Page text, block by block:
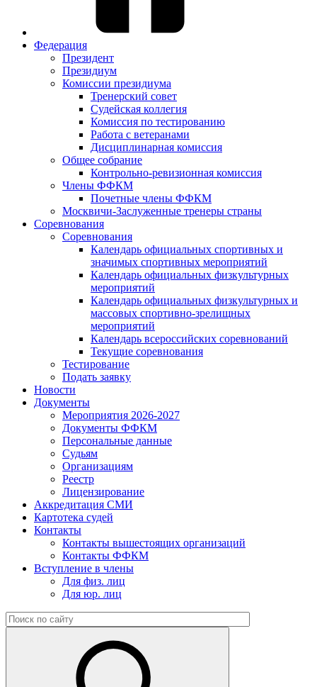
Федерация
Президент
Президиум
Комиссии президиума
Тренерский совет
Судейская коллегия
Комиссия по тестированию
Работа с ветеранами
Дисциплинарная комиссия
Общее собрание
Контрольно-ревизионная комиссия
Члены ФФКМ
Почетные члены ФФКМ
Москвичи-Заслуженные тренеры страны
Соревнования
Соревнования
Календарь официальных спортивных и
значимых спортивных мероприятий
Календарь официальных физкультурных
мероприятий
Календарь официальных физкультурных и
массовых спортивно-зрелищных
мероприятий
Календарь всероссийских соревнований
Текущие соревнования
Тестирование
Подать заявку
Новости
Документы
Мероприятия 2026-2027
Документы ФФКМ
Персональные данные
Судьям
Организациям
Реестр
Лицензирование
Аккредитация СМИ
Картотека судей
Контакты
Контакты вышестоящих организаций
Контакты ФФКМ
Вступление в члены
Для физ. лиц
Для юр. лиц